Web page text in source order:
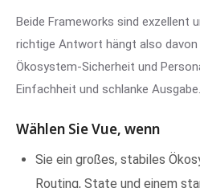
Beide Frameworks sind exzellent
richtige Antwort hängt also
Ökosystem-Sicherheit und
Einfachheit und schlanke Ausgabe.
Wählen Sie Vue, wenn
Sie ein großes, stabiles
Routing, State und einem